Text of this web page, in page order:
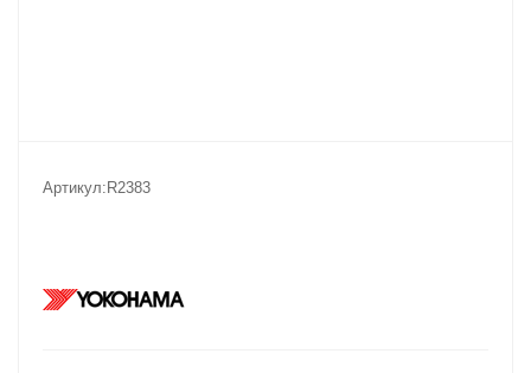
Артикул: R2383